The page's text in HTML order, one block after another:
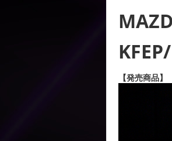
【発売商品】